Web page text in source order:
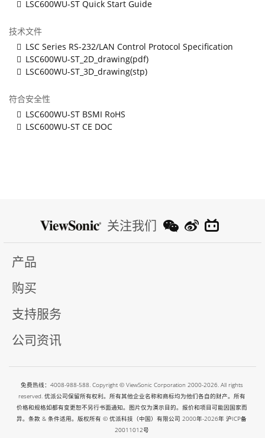
LSC600WU-ST Quick Start Guide
技术文件
LSC Series RS-232/LAN Control Protocol Specification
LSC600WU-ST_2D_drawing(pdf)
LSC600WU-ST_3D_drawing(stp)
符合安全性
LSC600WU-ST BSMI RoHS
LSC600WU-ST CE DOC
关注我们
产品
购买
支持服务
公司资讯
免费热线：4008-988-588. Copyright © ViewSonic Corporation 2000-2026. All rights
reserved. 优派公司保留所有权利。所有其他企业名称和商标均为他们各自的财产。所有
价格和规格如都有变更恕不另行书面通知。图片仅为演示目的。报价和项目可能因国家而
异。条款 & 条件适用。版权所有 © 优派科技（中国）有限公司 2000年-2026年沪ICP备
20011012号